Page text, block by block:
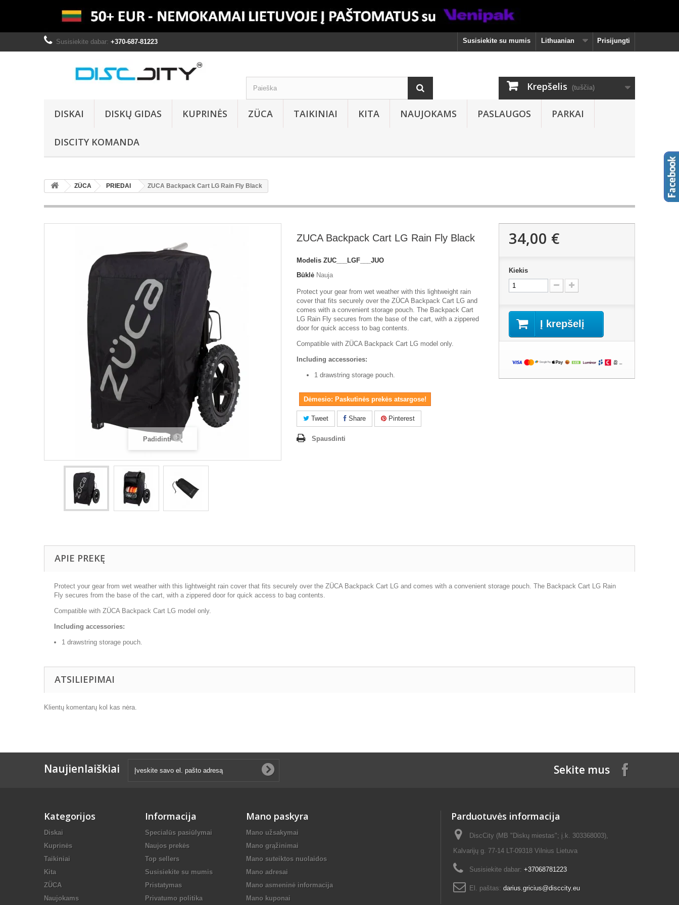
Prisijungti
Lithuanian
Susisiekite su mumis
Susisiekite dabar: +370-687-81223
Krepšelis (tuščia)
DISKAI DISKŲ GIDAS KUPRINĖS ZÜCA TAIKINIAI KITA NAUJOKAMS PASLAUGOS PARKAI
DISCITY KOMANDA
ZÜCA PRIEDAI ZUCA Backpack Cart LG Rain Fly Black
Padidinti
ZUCA Backpack Cart LG Rain Fly Black
Modelis ZUC___LGF___JUO
Būklė Nauja
Protect your gear from wet weather with this lightweight rain
cover that fits securely over the ZÜCA Backpack Cart LG and
comes with a convenient storage pouch. The Backpack Cart
LG Rain Fly secures from the base of the cart, with a zippered
door for quick access to bag contents.
Compatible with ZÜCA Backpack Cart LG model only.
Including accessories:
1 drawstring storage pouch.
Dėmesio: Paskutinės prekės atsargose!
Tweet Share Pinterest
Spausdinti
34,00 €
Kiekis
Į krepšelį
APIE PREKĘ
Protect your gear from wet weather with this lightweight rain cover that fits securely over the ZÜCA Backpack Cart LG and comes with a convenient storage pouch. The Backpack Cart LG Rain
Fly secures from the base of the cart, with a zippered door for quick access to bag contents.
Compatible with ZÜCA Backpack Cart LG model only.
Including accessories:
1 drawstring storage pouch.
ATSILIEPIMAI
Klientų komentarų kol kas nėra.
Naujienlaiškiai Sekite mus
Kategorijos
Diskai
Kuprinės
Taikiniai
Kita
ZÜCA
Naujokams
Informacija
Specialūs pasiūlymai
Naujos prekės
Top sellers
Susisiekite su mumis
Pristatymas
Privatumo politika
Mano paskyra
Mano užsakymai
Mano grąžinimai
Mano suteiktos nuolaidos
Mano adresai
Mano asmeninė informacija
Mano kuponai
Parduotuvės informacija
DiscCity (MB "Diskų miestas"; į.k. 303368003),
Kalvarijų g. 77-14 LT-09318 Vilnius Lietuva
Susisiekite dabar: +37068781223
El. paštas: darius.gricius@disccity.eu